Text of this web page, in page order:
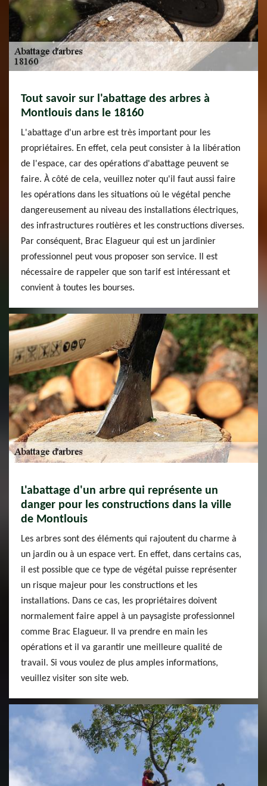
Tout savoir sur l'abattage des arbres à
Montlouis dans le 18160
L'abattage d'un arbre est très important pour les
propriétaires. En effet, cela peut consister à la libération
de l'espace, car des opérations d'abattage peuvent se
faire. À côté de cela, veuillez noter qu'il faut aussi faire
les opérations dans les situations où le végétal penche
dangereusement au niveau des installations électriques,
des infrastructures routières et les constructions diverses.
Par conséquent, Brac Elagueur qui est un jardinier
professionnel peut vous proposer son service. Il est
nécessaire de rappeler que son tarif est intéressant et
convient à toutes les bourses.
L'abattage d'un arbre qui représente un
danger pour les constructions dans la ville
de Montlouis
Les arbres sont des éléments qui rajoutent du charme à
un jardin ou à un espace vert. En effet, dans certains cas,
il est possible que ce type de végétal puisse représenter
un risque majeur pour les constructions et les
installations. Dans ce cas, les propriétaires doivent
normalement faire appel à un paysagiste professionnel
comme Brac Elagueur. Il va prendre en main les
opérations et il va garantir une meilleure qualité de
travail. Si vous voulez de plus amples informations,
veuillez visiter son site web.